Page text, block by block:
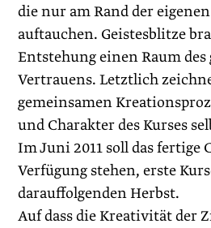
die nur am Rand der
auftauchen. Geistesblitze
Entstehung einen Raum des
Vertrauens. Letztlich
gemeinsamen
und Charakter des Kurses
Im Juni 2011 soll das
Verfügung stehen, erste
darauffolgenden Herbst.
Auf dass die Kreativität der